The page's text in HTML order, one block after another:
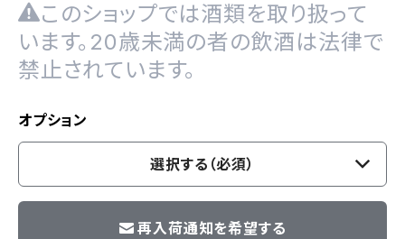
このショップでは酒類を取り扱って
います。20歳未満の者の飲酒は法律で
禁止されています。
オプション
選択する（必須）
再入荷通知を希望する